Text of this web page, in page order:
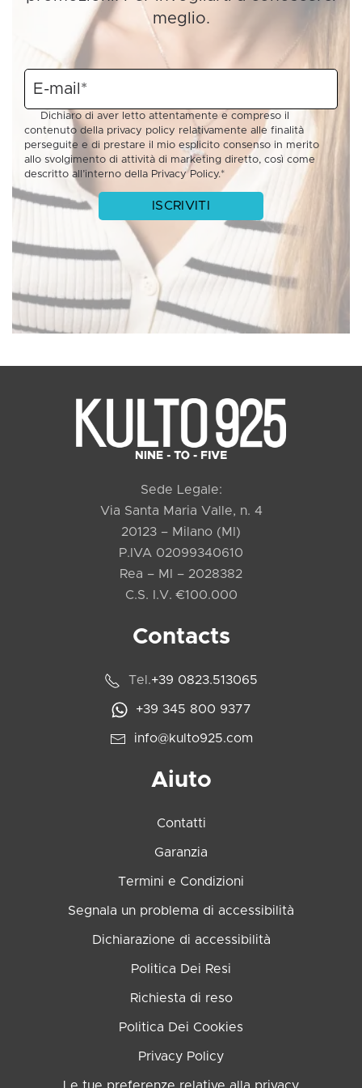
meglio.
Sede Legale:
Via Santa Maria Valle, n. 4
20123 – Milano (MI)
P.IVA 02099340610
Rea – MI – 2028382
C.S. I.V. €100.000
Contacts
Tel.+39 0823.513065
+39 345 800 9377
info@kulto925.com
Aiuto
Contatti
Garanzia
Termini e Condizioni
Segnala un problema di accessibilità
Dichiarazione di accessibilità
Politica Dei Resi
Richiesta di reso
Politica Dei Cookies
Privacy Policy